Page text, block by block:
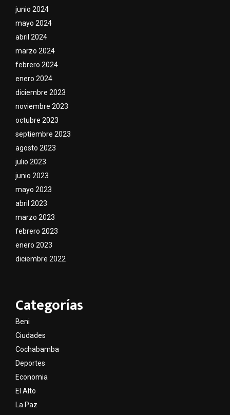
junio 2024
mayo 2024
abril 2024
marzo 2024
febrero 2024
enero 2024
diciembre 2023
noviembre 2023
octubre 2023
septiembre 2023
agosto 2023
julio 2023
junio 2023
mayo 2023
abril 2023
marzo 2023
febrero 2023
enero 2023
diciembre 2022
Categorías
Beni
Ciudades
Cochabamba
Deportes
Economia
El Alto
La Paz